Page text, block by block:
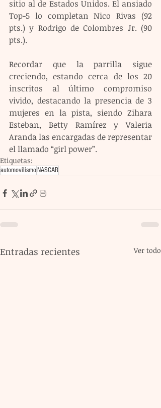
sitio al de Estados Unidos. El ansiado
Top-5 lo completan Nico Rivas (92
pts.) y Rodrigo de Colombres Jr. (90
pts.).
Recordar que la parrilla sigue
creciendo, estando cerca de los 20
inscritos al último compromiso
vivido, destacando la presencia de 3
mujeres en la pista, siendo Zihara
Esteban, Betty Ramírez y Valeria
Aranda las encargadas de representar
el llamado “girl power”.
Etiquetas:
automovilismoNASCAR
Entradas recientes Ver todo